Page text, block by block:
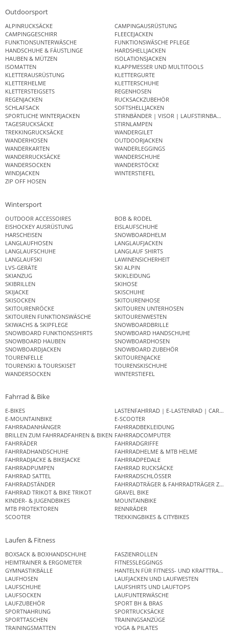
Outdoorsport
ALPINRUCKSÄCKE
CAMPINGAUSRÜSTUNG
CAMPINGGESCHIRR
FLEECEJACKEN
FUNKTIONSUNTERWÄSCHE
FUNKTIONSWÄSCHE PFLEGE
HANDSCHUHE & FÄUSTLINGE
HARDSHELLJACKEN
HAUBEN & MÜTZEN
ISOLATIONSJACKEN
ISOMATTEN
KLAPPMESSER UND MULTITOOLS
KLETTERAUSRÜSTUNG
KLETTERGURTE
KLETTERHELME
KLETTERSCHUHE
KLETTERSTEIGSETS
REGENHOSEN
REGENJACKEN
RUCKSACKZUBEHÖR
SCHLAFSACK
SOFTSHELLJACKEN
SPORTLICHE WINTERJACKEN
STIRNBÄNDER | VISOR | LAUFSTIRNBAND
TAGESRUCKSÄCKE
STIRNLAMPEN
TREKKINGRUCKSÄCKE
WANDERGILET
WANDERHOSEN
OUTDOORJACKEN
WANDERKARTEN
WANDERLEGGINGS
WANDERRUCKSÄCKE
WANDERSCHUHE
WANDERSOCKEN
WANDERSTÖCKE
WINDJACKEN
WINTERSTIEFEL
ZIP OFF HOSEN
Wintersport
OUTDOOR ACCESSOIRES
BOB & RODEL
EISHOCKEY AUSRÜSTUNG
EISLAUFSCHUHE
HARSCHEISEN
SNOWBOARDHELM
LANGLAUFHOSEN
LANGLAUFJACKEN
LANGLAUFSCHUHE
LANGLAUF SHIRTS
LANGLAUFSKI
LAWINENSICHERHEIT
LVS-GERÄTE
SKI ALPIN
SKIANZUG
SKIKLEIDUNG
SKIBRILLEN
SKIHOSE
SKIJACKE
SKISCHUHE
SKISOCKEN
SKITOURENHOSE
SKITOURENRÖCKE
SKITOUREN UNTERHOSEN
SKITOUREN FUNKTIONSWÄSCHE
SKITOURENWESTEN
SKIWACHS & SKIPFLEGE
SNOWBOARDBRILLE
SNOWBOARD FUNKTIONSSHIRTS
SNOWBOARD HANDSCHUHE
SNOWBOARD HAUBEN
SNOWBOARDHOSEN
SNOWBOARDJACKEN
SNOWBOARD ZUBEHÖR
TOURENFELLE
SKITOURENJACKE
TOURENSKI & TOURSKISET
TOURENSKISCHUHE
WANDERSOCKEN
WINTERSTIEFEL
Fahrrad & Bike
E-BIKES
LASTENFAHRRAD | E-LASTENRAD |
E-MOUNTAINBIKE
E-SCOOTER
FAHRRADANHÄNGER
FAHRRADBEKLEIDUNG
BRILLEN ZUM FAHRRADFAHREN & BIKEN FAHRRADCOMPUTER
FAHRRÄDER
FAHRRADGRIFFE
FAHRRADHANDSCHUHE
FAHRRADHELME & MTB HELME
FAHRRADJACKE & BIKEJACKE
FAHRRADPEDALE
FAHRRADPUMPEN
FAHRRAD RUCKSÄCKE
FAHRRAD SATTEL
FAHRRADSCHLÖSSER
FAHRRADSTÄNDER
FAHRRADTRÄGER & FAHRRADTRÄGER
FAHRRAD TRIKOT & BIKE TRIKOT
GRAVEL BIKE
KINDER- & JUGENDBIKES
MOUNTAINBIKE
MTB PROTEKTOREN
RENNRÄDER
SCOOTER
TREKKINGBIKES & CITYBIKES
Laufen & Fitness
BOXSACK & BOXHANDSCHUHE
FASZIENROLLEN
HEIMTRAINER & ERGOMETER
FITNESSLEGGINGS
GYMNASTIKBÄLLE
HANTELN FÜR FITNESS- UND
LAUFHOSEN
LAUFJACKEN UND LAUFWESTEN
LAUFSCHUHE
LAUFSHIRTS UND LAUFTOPS
LAUFSOCKEN
LAUFUNTERWÄSCHE
LAUFZUBEHÖR
SPORT BH & BRAS
SPORTNAHRUNG
SPORTRUCKSÄCKE
SPORTTASCHEN
TRAININGSANZÜGE
TRAININGSMATTEN
YOGA & PILATES